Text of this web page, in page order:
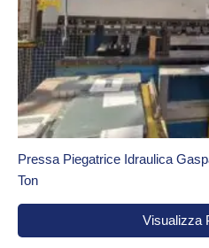
Pressa Piegatrice Idraulica
Ton
Visualizza